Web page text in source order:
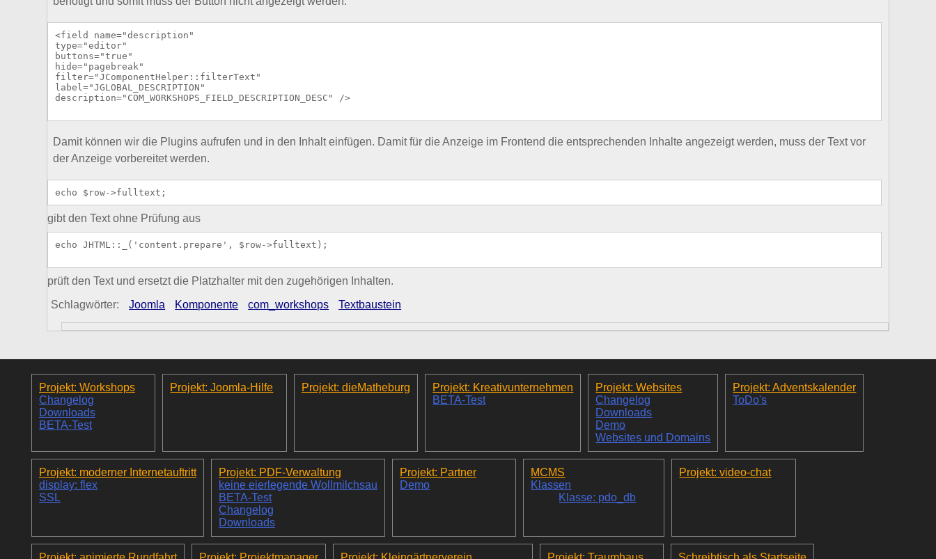
<field name="description"
type="editor"
buttons="true"
hide="pagebreak"
filter="JComponentHelper::filterText"
label="JGLOBAL_DESCRIPTION"
description="COM_WORKSHOPS_FIELD_DESCRIPTION_DESC" />
Damit können wir die Plugins aufrufen und in den Inhalt einfügen. Damit für die Anzeige im Frontend die entsprechenden Inhalte angezeigt werden, muss der Text vor
der Anzeige vorbereitet werden.
gibt den Text ohne Prüfung aus
echo JHTML::_('content.prepare', $row->fulltext);
prüft den Text und ersetzt die Platzhalter mit den zugehörigen Inhalten.
Schlagwörter:
Joomla Komponente com_workshops Textbaustein
Projekt: Workshops
Changelog
Downloads
BETA-Test
Projekt: Joomla-Hilfe Projekt: dieMatheburg
Projekt: Kreativunternehmen
BETA-Test
Projekt: Websites
Changelog
Downloads
Demo
Websites und Domains
Projekt: Adventskalender
ToDo's
Projekt: moderner Internetauftritt
display: flex
SSL
Projekt: PDF-Verwaltung
keine eierlegende Wollmilchsau
BETA-Test
Changelog
Downloads
Projekt: Partner
Demo
MCMS
Klassen
Klasse: pdo_db
Projekt: video-chat